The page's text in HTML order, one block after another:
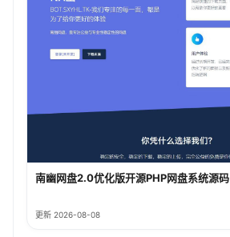
南幽网盘2.0优化版开源PHP网盘系统源码
更新 2026-08-08